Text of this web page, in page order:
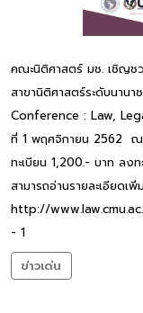
คณะนิติศาสตร์ มช. เชิญชว
สาขานิติศาสตร์ระดับนาน
Conference : Law,
ที่ 1 พฤศจิกายน 2562 ณ
ทะเบียน 1,200.- บาท ลง
สามารถอ่านรายละเอียดเพิ่
http://
- 1
ข่าวเด่น